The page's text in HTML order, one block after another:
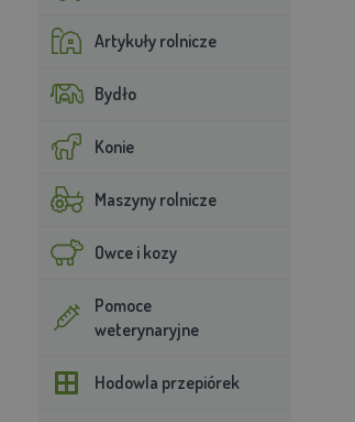
Artykuły rolnicze
Bydło
Konie
Maszyny rolnicze
Owce i kozy
Pomoce
weterynaryjne
Hodowla przepiórek